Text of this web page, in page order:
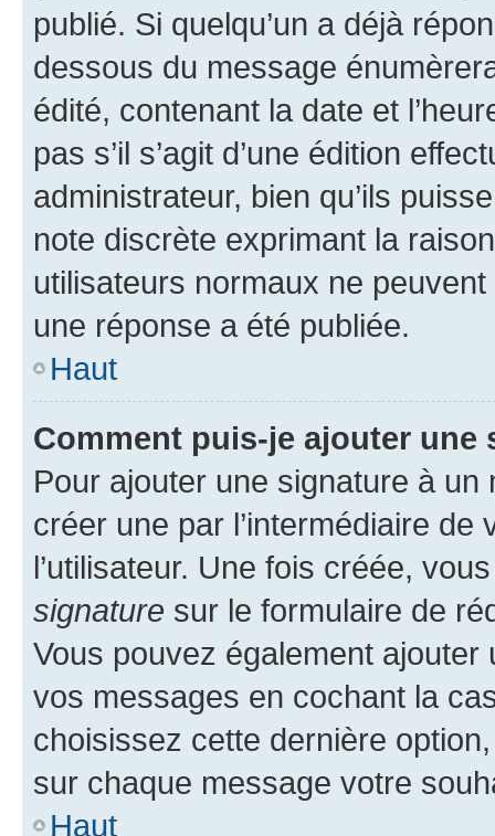
publié. Si quelqu’un a déjà
dessous du message
édité, contenant la date et
pas s’il s’agit d’une édition
administrateur, bien qu’ils
note discrète exprimant la
utilisateurs normaux ne
une réponse a été publiée.
Haut
Comment puis-je ajouter une
Pour ajouter une signature à un
créer une par l’intermédiaire
l’utilisateur. Une fois créée,
signature sur le formulaire de
Vous pouvez également
vos messages en cochant la
choisissez cette dernière
sur chaque message votre
Haut